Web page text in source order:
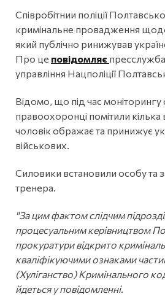
Співробітнии поліції
кримінальне провадження
який публічно ринижував
Про це повідомляє
управління Нацполіції
Відомо, що під час
правоохоронці помітили кілька
чоловік ображає та принижує
військових.
Силовики встановили особу та
тренера.
"За цим фактом слідчим
процесуальним керівництвом
прокуратури відкрито
кваліфікуючими ознаками
(Хуліганство) Кримінального
йдеться у повідомленні.